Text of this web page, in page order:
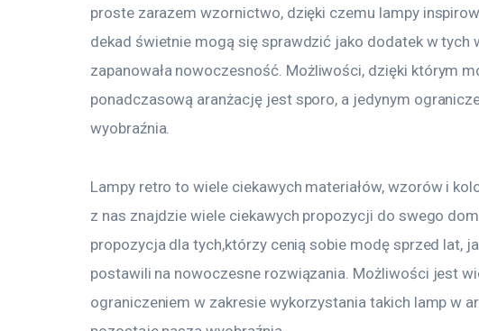
proste zarazem wzornictwo, dzięki czemu lampy
dekad świetnie mogą się sprawdzić jako dodatek w tych
zapanowała nowoczesność. Możliwości, dzięki którym
ponadczasową aranżację jest sporo, a jedynym
wyobraźnia.
Lampy retro to wiele ciekawych materiałów, wzorów i
z nas znajdzie wiele ciekawych propozycji do swego
propozycja dla tych,którzy cenią sobie modę sprzed lat,
postawili na nowoczesne rozwiązania. Możliwości jest
ograniczeniem w zakresie wykorzystania takich lamp w